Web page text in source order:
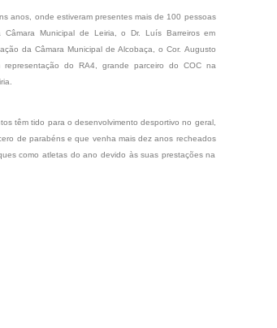
anos, onde estiveram presentes mais de 100 pessoas
Municipal de Leiria, o Dr. Luís Barreiros em
da Câmara Municipal de Alcobaça, o Cor. Augusto
do RA4, grande parceiro do COC na
têm tido para o desenvolvimento desportivo no geral,
de parabéns e que venha mais dez anos recheados
como atletas do ano devido às suas prestações na